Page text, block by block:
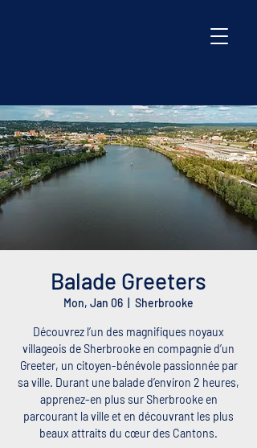
Balade Greeters
Mon, Jan 06 Sherbrooke
Découvrez l’un des magnifiques noyaux
villageois de Sherbrooke en compagnie d’un
Greeter, un citoyen-bénévole passionnée par
sa ville. Durant une balade d’environ 2 heures,
apprenez-en plus sur Sherbrooke en
parcourant la ville et en découvrant les plus
beaux attraits du cœur des Cantons.